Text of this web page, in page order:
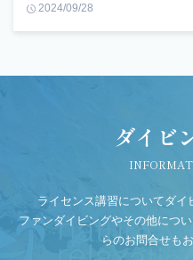
2024/09/28
ダイビ
ライセンス講習についてダイ
ファンダイビングやその他につ
らのお問合せも